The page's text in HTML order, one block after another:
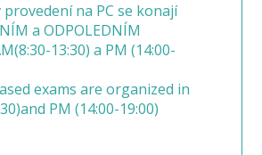
provedení na PC se konají
a ODPOLEDNÍM
13:30) a PM (14:00-
exams are organized in
PM (14:00-19:00)